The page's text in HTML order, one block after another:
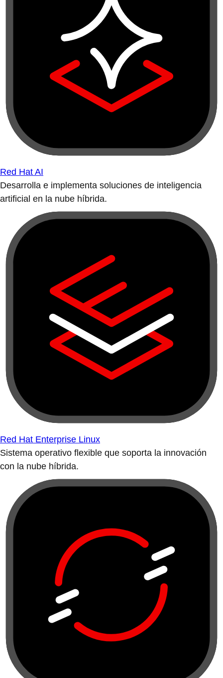
Red Hat AI
Desarrolla e implementa soluciones de inteligencia
artificial en la nube híbrida.
Red Hat Enterprise Linux
Sistema operativo flexible que soporta la innovación
con la nube híbrida.